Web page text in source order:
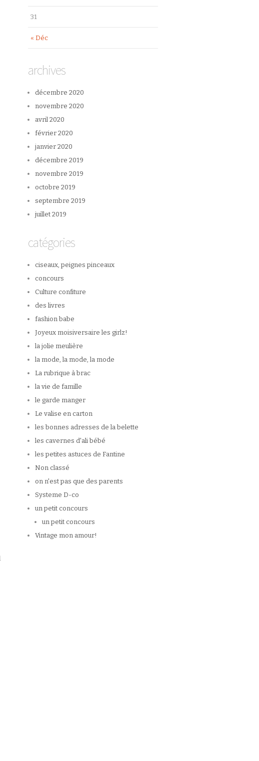
« Déc
31
archives
décembre 2020
novembre 2020
avril 2020
février 2020
janvier 2020
décembre 2019
novembre 2019
octobre 2019
septembre 2019
juillet 2019
catégories
ciseaux, peignes pinceaux
concours
Culture confiture
des livres
fashion babe
Joyeux moisiversaire les girlz!
la jolie meulière
la mode, la mode, la mode
La rubrique à brac
la vie de famille
le garde manger
Le valise en carton
les bonnes adresses de la belette
les cavernes d'ali bébé
les petites astuces de Fantine
Non classé
on n'est pas que des parents
Systeme D-co
un petit concours
un petit concours
Vintage mon amour!